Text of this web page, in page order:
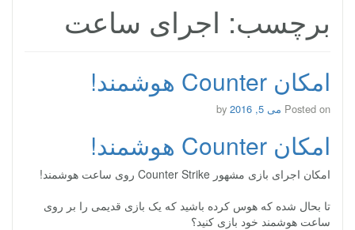
برچسب: اجرای ساعت
امکان Counter هوشمند!
Posted on می 5, 2016
امکان Counter هوشمند!
امکان اجرای بازی مشهور Counter Strike روی ساعت هوشمند!
تا بحال شده که هوس کرده باشید که یک بازی قدیمی را بر روی
ساعت هوشمند خود بازی کنید؟